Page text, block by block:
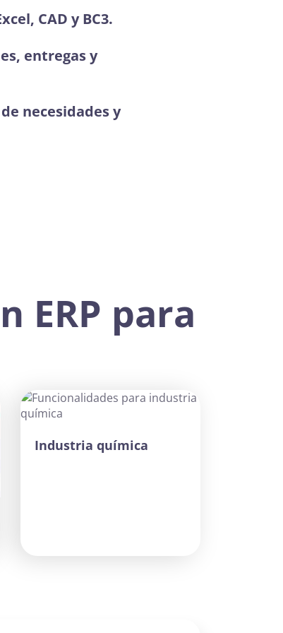
CAD y BC3.
entregas y
necesidades y
ERP para
Industria química